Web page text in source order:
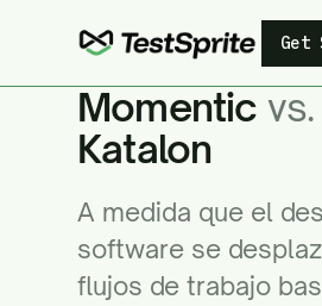
Get
Momentic vs.
Katalon
A medida que el
software se
flujos de trabajo